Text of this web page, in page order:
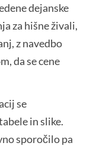
dejanske
za hišne živali,
z navedbo
da se cene
se
in slike.
sporočilo pa